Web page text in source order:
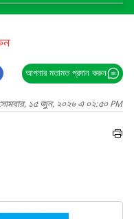
আপনার মতামত প্রদান করুন
সোমবার, ১৫ জুন, ২০২৬ এ ০২:৫০ PM